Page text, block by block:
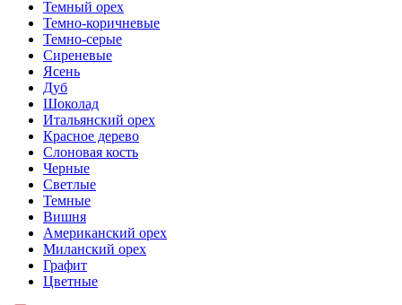
Темный орех
Темно-коричневые
Темно-серые
Сиреневые
Ясень
Дуб
Шоколад
Итальянский орех
Красное дерево
Слоновая кость
Черные
Светлые
Темные
Вишня
Американский орех
Миланский орех
Графит
Цветные